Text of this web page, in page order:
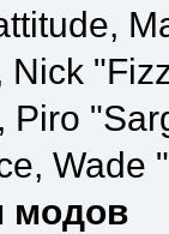
Piro
модов